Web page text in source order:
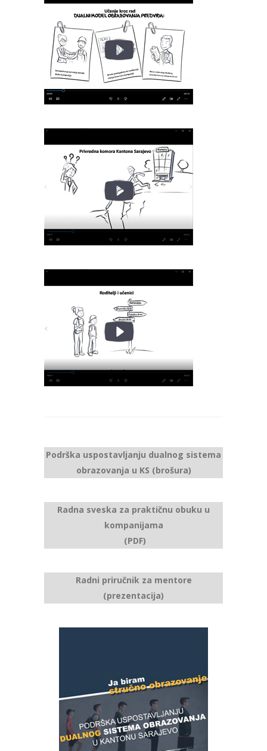
Podrška uspostavljanju dualnog sistema
obrazovanja u KS (brošura)
Radna sveska za praktičnu obuku u
kompanijama
(PDF)
Radni priručnik za mentore
(prezentacija)